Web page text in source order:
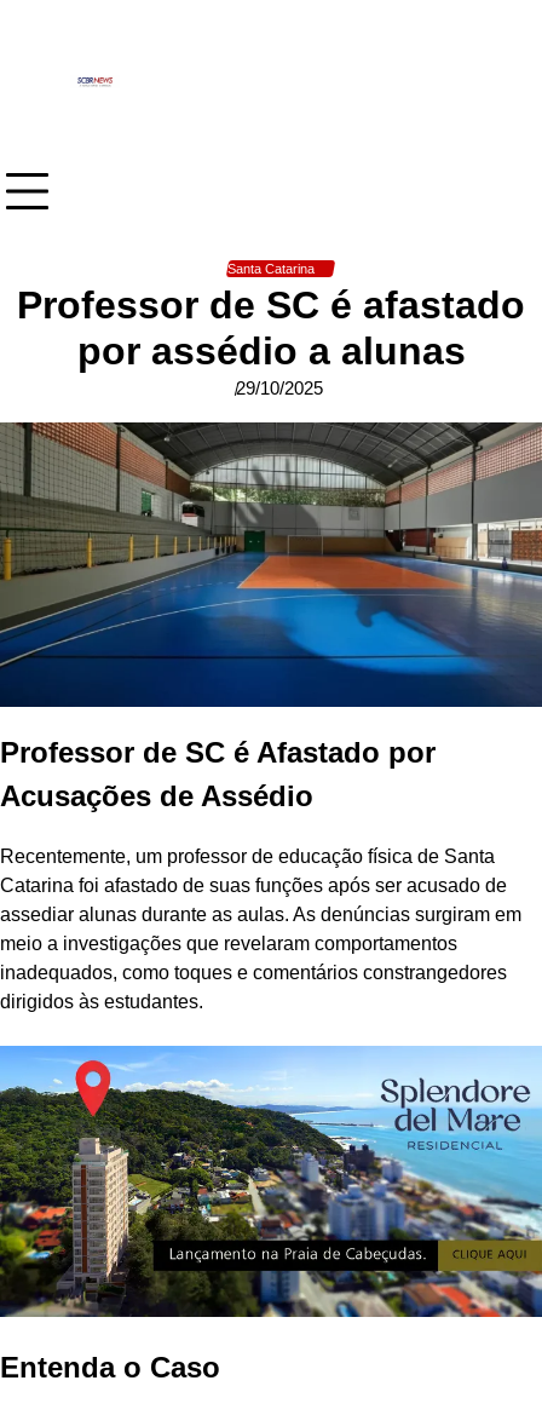
Santa Catarina
Professor de SC é afastado
por assédio a alunas
29/10/2025
Professor de SC é Afastado por
Acusações de Assédio
Recentemente, um professor de educação física de Santa
Catarina foi afastado de suas funções após ser acusado de
assediar alunas durante as aulas. As denúncias surgiram em
meio a investigações que revelaram comportamentos
inadequados, como toques e comentários constrangedores
dirigidos às estudantes.
Entenda o Caso